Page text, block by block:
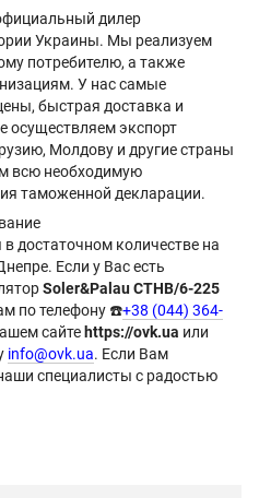
дилер
Украины. Мы реализуем
потребителю, а также
У нас самые
быстрая доставка и
осуществляем экспорт
Молдову и другие страны
всю необходимую
таможенной декларации.
достаточном количестве на
Если у Вас есть
Soler&Palau CTHB/6-225
по телефону ☎️+38 (044) 364-
сайте https://ovk.ua или
info@ovk.ua. Если Вам
специалисты с радостью